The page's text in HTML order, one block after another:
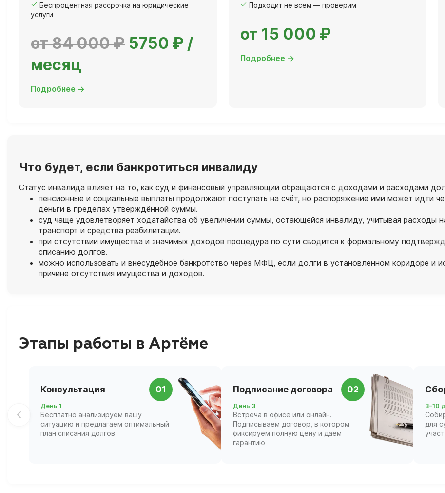
Беспроцентная рассрочка на юридические
услуги
от 84 000 ₽ 5750 ₽ /
месяц
Подробнее →
Подходит не всем — проверим
от 15 000 ₽
Подробнее →
Что будет, если банкротиться инвалиду
Статус инвалида влияет на то, как суд и финансовый управляющий обращаются с доходами и расходами
пенсионные и социальные выплаты продолжают поступать на счёт, но распоряжение ими может идти
деньги в пределах утверждённой суммы.
суд чаще удовлетворяет ходатайства об увеличении суммы, остающейся инвалиду, учитывая расходы
транспорт и средства реабилитации.
при отсутствии имущества и значимых доходов процедура по сути сводится к формальному
списанию долгов.
можно использовать и внесудебное банкротство через МФЦ, если долги в установленном коридоре и
причине отсутствия имущества и доходов.
Этапы работы в Артёме
Консультация 01
День 1
Бесплатно анализируем вашу
ситуацию и предлагаем оптимальный
план списания долгов
Подписание договора 02
День 3
Встреча в офисе или онлайн.
Подписываем договор, в котором
фиксируем полную цену и даем
гарантию
3–10
для